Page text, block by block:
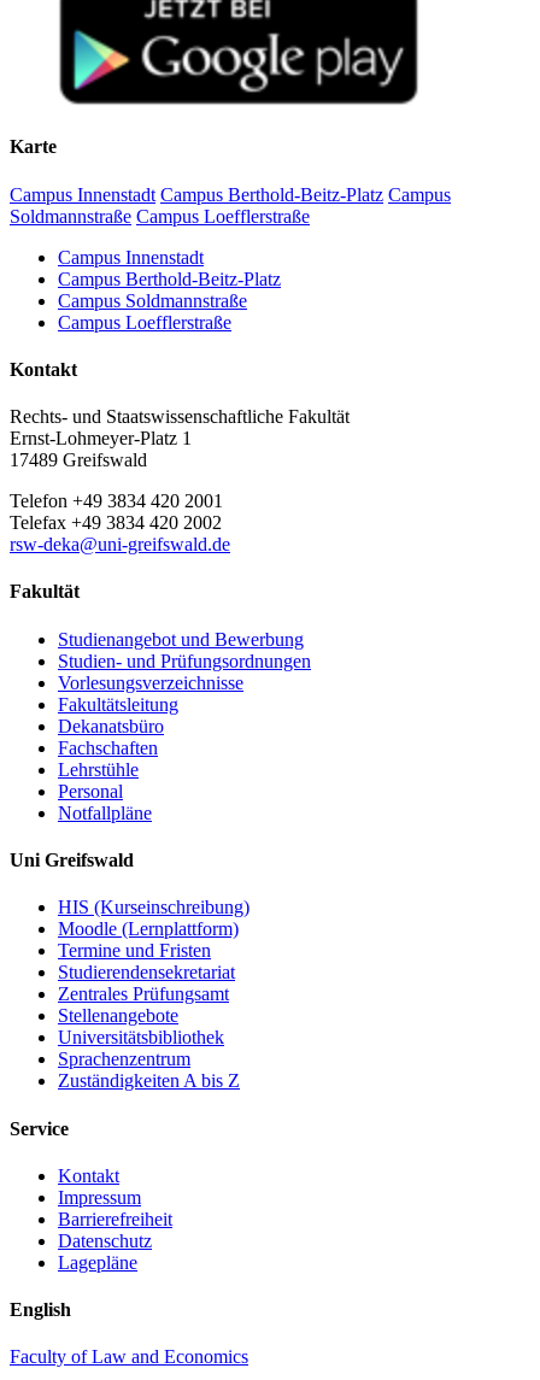
Karte
Campus Innenstadt Campus Berthold-Beitz-Platz Campus
Soldmannstraße Campus Loefflerstraße
Campus Innenstadt
Campus Berthold-Beitz-Platz
Campus Soldmannstraße
Campus Loefflerstraße
Kontakt
Rechts- und Staatswissenschaftliche Fakultät
Ernst-Lohmeyer-Platz 1
17489 Greifswald
Telefon +49 3834 420 2001
Telefax +49 3834 420 2002
rsw-deka@uni-greifswald.de
Fakultät
Studienangebot und Bewerbung
Studien- und Prüfungsordnungen
Vorlesungsverzeichnisse
Fakultätsleitung
Dekanatsbüro
Fachschaften
Lehrstühle
Personal
Notfallpläne
Uni Greifswald
HIS (Kurseinschreibung)
Moodle (Lernplattform)
Termine und Fristen
Studierendensekretariat
Zentrales Prüfungsamt
Stellenangebote
Universitätsbibliothek
Sprachenzentrum
Zuständigkeiten A bis Z
Service
Kontakt
Impressum
Barrierefreiheit
Datenschutz
Lagepläne
English
Faculty of Law and Economics